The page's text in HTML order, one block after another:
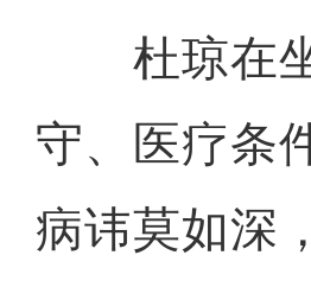
杜琼在坐
守、医疗条
病讳莫如深